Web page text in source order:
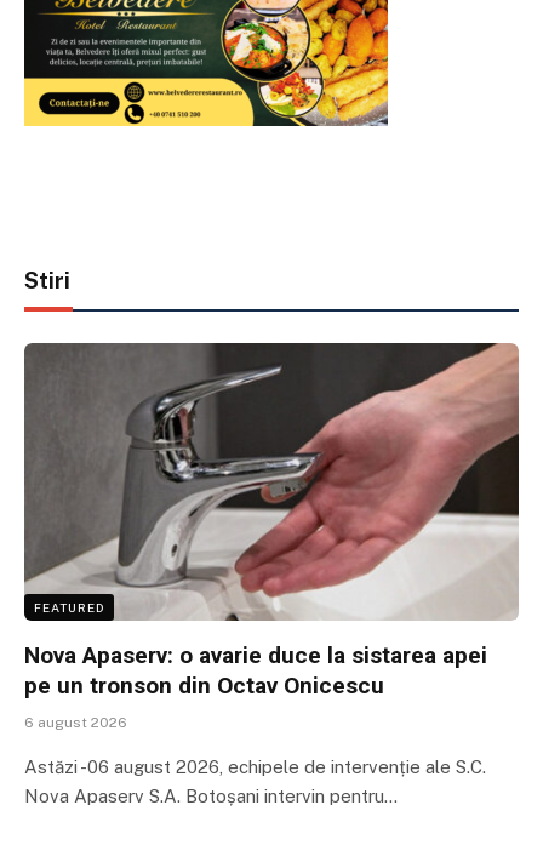
Stiri
FEATURED
Nova Apaserv: o avarie duce la sistarea apei
pe un tronson din Octav Onicescu
6 august 2026
Astăzi -06 august 2026, echipele de intervenție ale S.C.
Nova Apaserv S.A. Botoșani intervin pentru…